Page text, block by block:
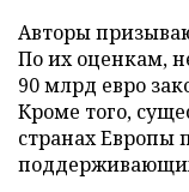
Авторы
По их оценкам,
90 млрд евро
Кроме того,
странах Европы